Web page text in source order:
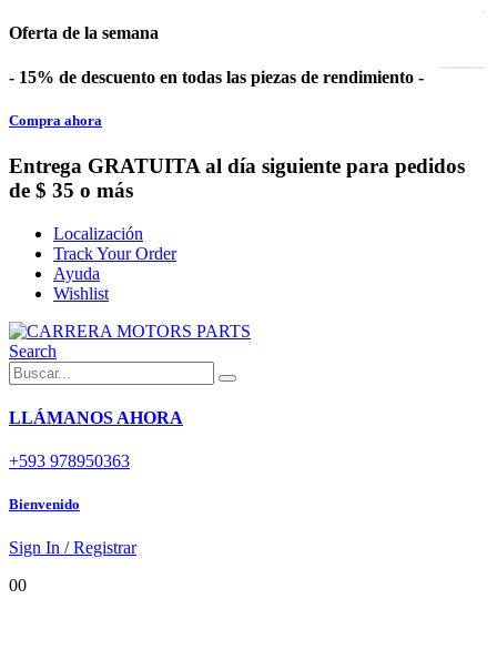
Oferta de la semana
- 15% de descuento en todas las piezas de rendimiento -
Compra ahora
Entrega GRATUITA al día siguiente para pedidos
de $ 35 o más
Localización
Track Your Order
Ayuda
Wishlist
Search
LLÁMANOS AHORA
+593 978950363
Bienvenido
Sign In / Registrar
00